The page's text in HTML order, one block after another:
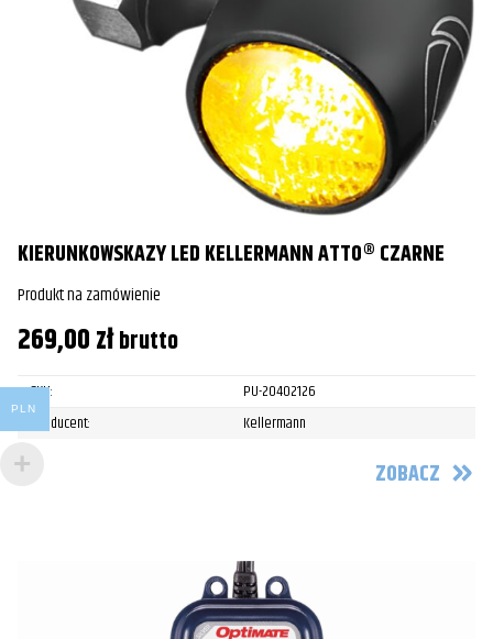
KIERUNKOWSKAZY LED KELLERMANN ATTO® CZARNE
Produkt na zamówienie
269,00złbrutto
SKU:
PU-20402126
Producent:
Kellermann
ZOBACZ
PLN